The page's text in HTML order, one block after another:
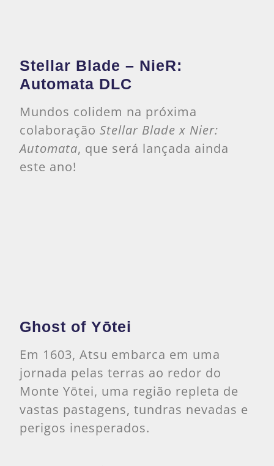
Stellar Blade – NieR:
Automata DLC
Mundos colidem na próxima
colaboração Stellar Blade x Nier:
Automata, que será lançada ainda
este ano!
Ghost of Yōtei
Em 1603, Atsu embarca em uma
jornada pelas terras ao redor do
Monte Yōtei, uma região repleta de
vastas pastagens, tundras nevadas e
perigos inesperados.